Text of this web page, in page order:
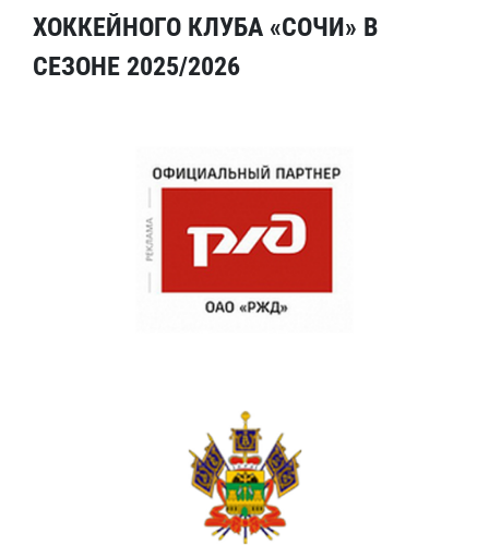
ХОККЕЙНОГО КЛУБА «СОЧИ» В
СЕЗОНЕ 2025/2026